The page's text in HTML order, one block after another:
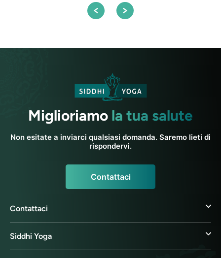
Miglioriamo la tua salute
Non esitate a inviarci qualsiasi domanda. Saremo lieti di
rispondervi.
Contattaci
Contattaci
Siddhi Yoga